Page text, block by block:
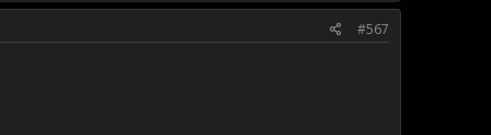
#567